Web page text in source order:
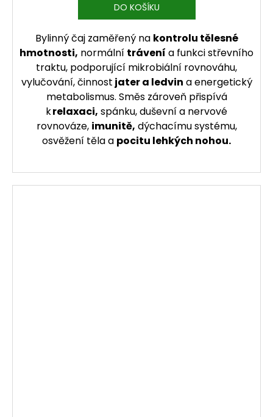
DO KOŠÍKU
Bylinný čaj zaměřený na kontrolu tělesné
hmotnosti, normální trávení a funkci střevního
traktu, podporující mikrobiální rovnováhu,
vylučování, činnost jater a ledvin a energetický
metabolismus. Směs zároveň přispívá
krelaxaci, spánku, duševní a nervové
rovnováze, imunitě, dýchacímu systému,
osvěžení těla a pocitu lehkých nohou.